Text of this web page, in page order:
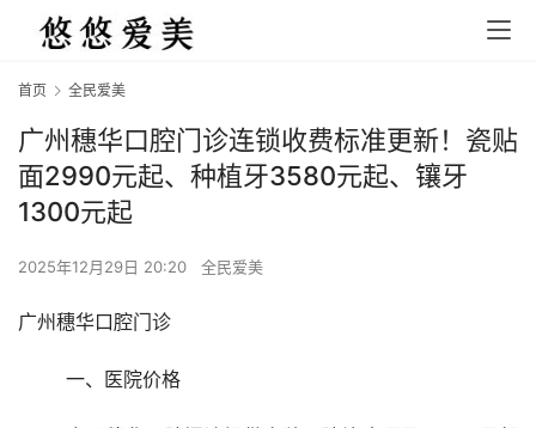
首页 全民爱美
广州穗华口腔门诊连锁收费标准更新！瓷贴
面2990元起、种植牙3580元起、镶牙
1300元起
2025年12月29日 20:20 全民爱美
广州穗华口腔门诊
	一、医院价格